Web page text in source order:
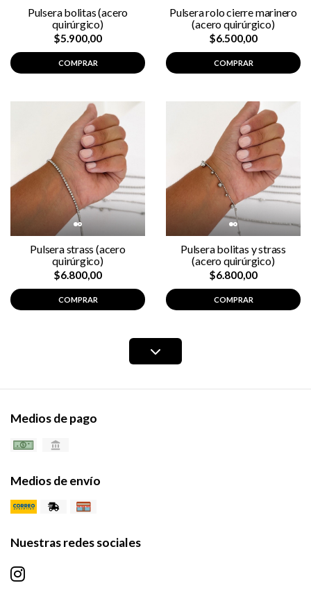
Pulsera bolitas (acero
quirúrgico)
$5.900,00
COMPRAR
Pulsera rolo cierre marinero
(acero quirúrgico)
$6.500,00
COMPRAR
Pulsera strass (acero
quirúrgico)
$6.800,00
COMPRAR
Pulsera bolitas y strass
(acero quirúrgico)
$6.800,00
COMPRAR
Medios de pago
Medios de envío
Nuestras redes sociales